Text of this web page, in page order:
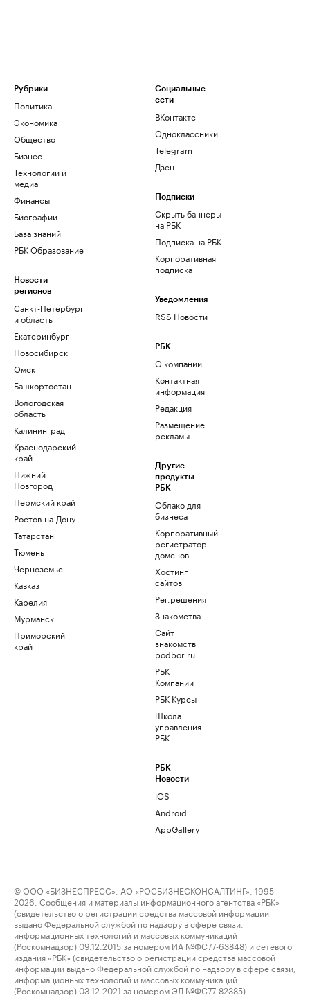
Рубрики
Политика
Экономика
Общество
Бизнес
Технологии и
медиа
Финансы
Биографии
База знаний
РБК Образование
Новости
регионов
Санкт-Петербург
и область
Екатеринбург
Новосибирск
Омск
Башкортостан
Вологодская
область
Калининград
Краснодарский
край
Нижний
Новгород
Пермский край
Ростов-на-Дону
Татарстан
Тюмень
Черноземье
Кавказ
Карелия
Мурманск
Приморский
край
Социальные
сети
ВКонтакте
Одноклассники
Telegram
Дзен
Подписки
Скрыть баннеры
на РБК
Подписка на РБК
Корпоративная
подписка
Уведомления
RSS Новости
РБК
О компании
Контактная
информация
Редакция
Размещение
рекламы
Другие
продукты
РБК
Облако для
бизнеса
Корпоративный
регистратор
доменов
Хостинг
сайтов
Рег.решения
Знакомства
Сайт
знакомств
podbor.ru
РБК
Компании
РБК Курсы
Школа
управления
РБК
РБК
Новости
iOS
Android
AppGallery
© ООО «БИЗНЕСПРЕСС», АО «РОСБИЗНЕСКОНСАЛТИНГ», 1995–
2026. Сообщения и материалы информационного агентства «РБК»
(свидетельство о регистрации средства массовой информации
выдано Федеральной службой по надзору в сфере связи,
информационных технологий и массовых коммуникаций
(Роскомнадзор) 09.12.2015 за номером ИА №ФС77-63848) и сетевого
издания «РБК» (свидетельство о регистрации средства массовой
информации выдано Федеральной службой по надзору в сфере связи,
информационных технологий и массовых коммуникаций
(Роскомнадзор) 03.12.2021 за номером ЭЛ №ФС77-82385)